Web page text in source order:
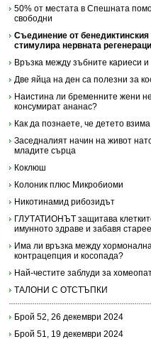
50% от местата в Спешната
свободни
Съединение от бенедиктинския
стимулира нервната
Връзка между зъбните кариеси и
Две яйца на ден са полезни за
Наистина ли бременните жени
консумират ананас?
Как да познаете, че детето
Заседналият начин на живот
младите сърца
Коклюш
Колоник плюс Микробиоми
Никотинамид рибозидът
ГЛУТАТИОНЪТ защитава
имунното здраве и забавя
Има ли връзка между
контрацепция и косопада?
Най-честите заблуди за
ТАЛОНИ С ОТСТЪПКИ
Брой 52, 26 декември 2024
Брой 51, 19 декември 2024